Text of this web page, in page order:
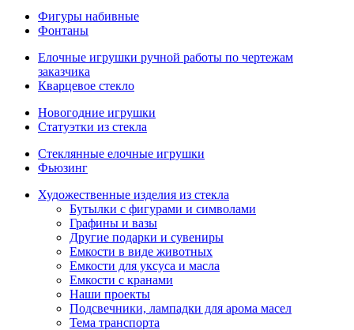
Фигуры набивные
Фонтаны
Елочные игрушки ручной работы по чертежам
заказчика
Кварцевое стекло
Новогодние игрушки
Статуэтки из стекла
Стеклянные елочные игрушки
Фьюзинг
Художественные изделия из стекла
Бутылки с фигурами и символами
Графины и вазы
Другие подарки и сувениры
Емкости в виде животных
Емкости для уксуса и масла
Емкости с кранами
Наши проекты
Подсвечники, лампадки для арома масел
Тема транспорта